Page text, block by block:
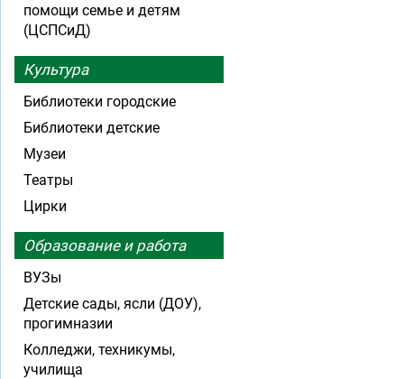
помощи семье и детям
(ЦСПСиД)
Культура
Библиотеки городские
Библиотеки детские
Музеи
Театры
Цирки
Образование и работа
ВУЗы
Детские сады, ясли (ДОУ),
прогимназии
Колледжи, техникумы,
училища